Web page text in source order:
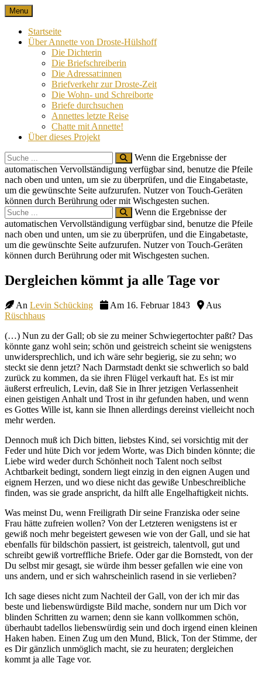
Skip
to
content
Nach 100 Jahren
Annette von Droste-Hülshoff in Briefen
Menu
Startseite
Über Annette von Droste-Hülshoff
Die Dichterin
Die Briefschreiberin
Die Adressat:innen
Briefverkehr zur Droste-Zeit
Die Wohn- und Schreiborte
Briefe durchsuchen
Annettes letzte Reise
Chatte mit Annette!
Über dieses Projekt
Search
for:
Wenn die Ergebnisse der
automatischen Vervollständigung verfügbar sind, benutze die Pfeile
nach oben und unten, um sie zu überprüfen, und die Eingabetaste,
um die gewünschte Seite aufzurufen. Nutzer von Touch-Geräten
können durch Berührung oder mit Wischgesten suchen.
Search
for:
Wenn die Ergebnisse der
automatischen Vervollständigung verfügbar sind, benutze die Pfeile
nach oben und unten, um sie zu überprüfen, und die Eingabetaste,
um die gewünschte Seite aufzurufen. Nutzer von Touch-Geräten
können durch Berührung oder mit Wischgesten suchen.
Site
Overlay
Dergleichen kömmt ja alle Tage vor
An Levin Schücking Am 16. Februar 1843
Aus
Rüschhaus
(…) Nun zu der Gall; ob sie zu meiner Schwiegertochter paßt? Das
könnte ganz wohl sein; schön und geistreich scheint sie wenigstens
unwidersprechlich, und ich wäre sehr begierig, sie zu sehn; wo
steckt sie denn jetzt? Nach Darmstadt denkt sie schwerlich so bald
zurück zu kommen, da sie ihren Flügel verkauft hat. Es ist mir
äußerst erfreulich, Levin, daß Sie in Ihrer jetzigen Verlassenheit
einen geistigen Anhalt und Trost in ihr gefunden haben, und wenn
es Gottes Wille ist, kann sie Ihnen allerdings dereinst vielleicht noch
mehr werden.
Dennoch muß ich Dich bitten, liebstes Kind, sei vorsichtig mit der
Feder und hüte Dich vor jedem Worte, was Dich binden könnte; die
Liebe wird weder durch Schönheit noch Talent noch selbst
Achtbarkeit bedingt, sondern liegt einzig in den eignen Augen und
eignem Herzen, und wo diese nicht das gewiße Unbeschreibliche
finden, was sie grade anspricht, da hilft alle Engelhaftigkeit nichts.
Was meinst Du, wenn Freiligrath Dir seine Franziska oder seine
Frau hätte zufreien wollen? Von der Letzteren wenigstens ist er
gewiß noch mehr begeistert gewesen wie von der Gall, und sie hat
ebenfalls für bildschön passiert, ist geistreich, talentvoll, gut und
schreibt gewiß vortreffliche Briefe. Oder gar die Bornstedt, von der
Du selbst mir gesagt, sie würde ihm besser gefallen wie eine von
uns andern, und er sich wahrscheinlich rasend in sie verlieben?
Ich sage dieses nicht zum Nachteil der Gall, von der ich mir das
beste und liebenswürdigste Bild mache, sondern nur um Dich vor
blinden Schritten zu warnen; denn sie kann vollkommen schön,
überhaubt tadellos liebenswürdig sein und doch irgend einen kleinen
Haken haben. Einen Zug um den Mund, Blick, Ton der Stimme, der
es Dir gänzlich unmöglich macht, sie zu heuraten; dergleichen
kommt ja alle Tage vor.